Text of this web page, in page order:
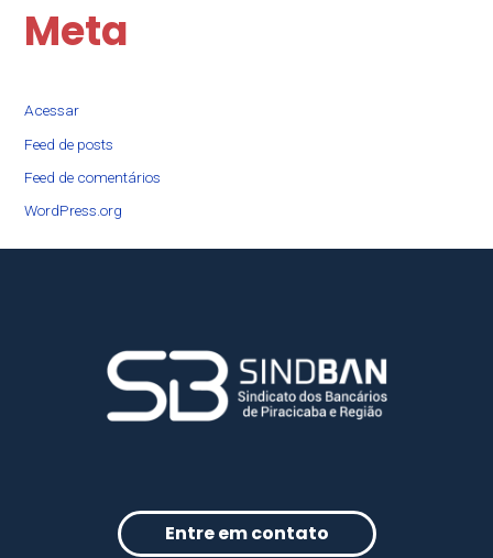
Meta
Acessar
Feed de posts
Feed de comentários
WordPress.org
Entre em contato